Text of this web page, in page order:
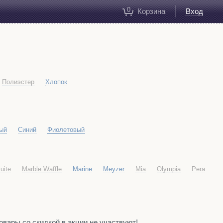
0 Корзина Вход
Полиэстер Хлопок
Синий Фиолетовый
Marble Waffle Marine Meyzer Mia Olympia Pera